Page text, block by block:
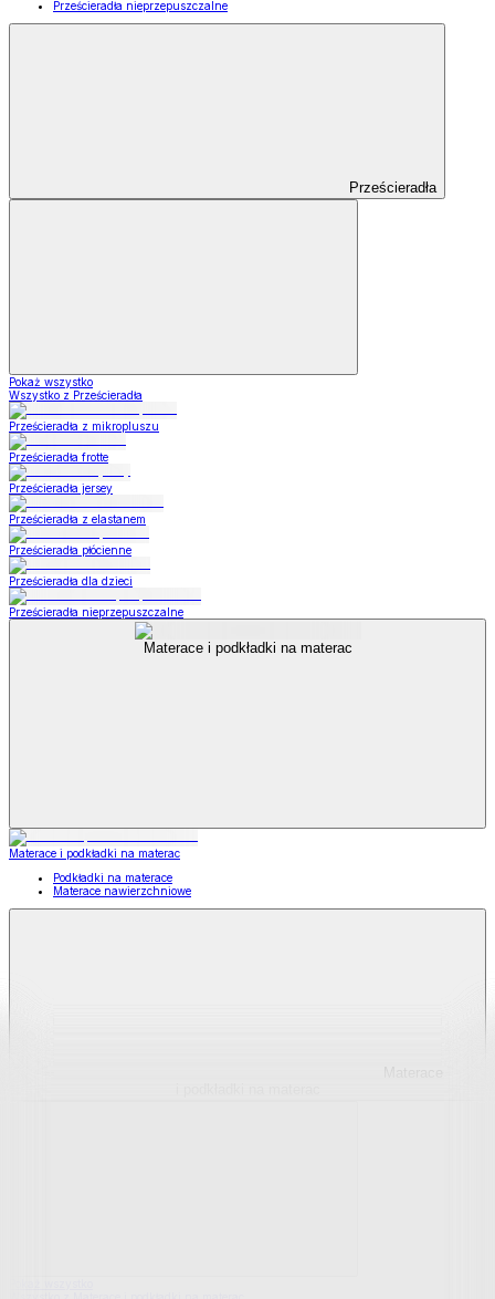
Prześcieradła nieprzepuszczalne
Prześcieradła
Pokaż wszystko
Wszystko z Prześcieradła
Prześcieradła z mikropluszu
Prześcieradła frotte
Prześcieradła jersey
Prześcieradła z elastanem
Prześcieradła płócienne
Prześcieradła dla dzieci
Prześcieradła nieprzepuszczalne
Materace i podkładki na materac
Materace i podkładki na materac
Podkładki na materace
Materace nawierzchniowe